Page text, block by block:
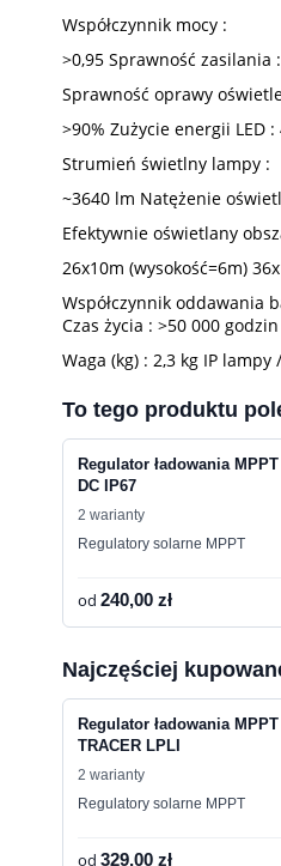
Współczynnik mocy :
>0,95 Sprawność zasilania
Sprawność oprawy
>90% Zużycie energii LED
Strumień świetlny lampy :
~3640 lm Natężenie
Efektywnie oświetlany
26x10m (wysokość=6m)
Współczynnik oddawania
Czas życia : >50 000
Waga (kg) : 2,3 kg IP
To tego produktu
Regulator ładowania MPPT
DC IP67
2 warianty
Regulatory solarne MPPT
od 240,00 zł
Najczęściej
Regulator ładowania MPPT
TRACER LPLI
2 warianty
Regulatory solarne MPPT
od 329,00 zł